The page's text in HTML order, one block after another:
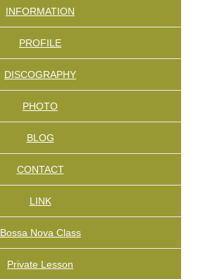
ス
キ
INFORMATION
PROFILE
DISCOGRAPHY
PHOTO
BLOG
CONTACT
LINK
Bossa Nova Class
Private Lesson